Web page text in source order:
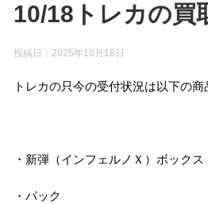
10/18トレカの買
投稿日： 2025年10月18日
トレカの只今の受付状況は以下の
・新弾（インフェルノＸ）ボックス
・パック